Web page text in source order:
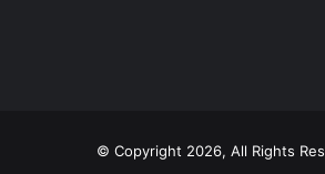
© Copyright 2026, All Rights